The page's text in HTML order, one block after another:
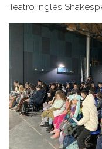
Teatro Inglés